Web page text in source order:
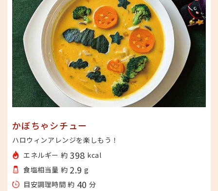
かぼちゃシチュー
ハロウィンアレンジを楽しもう！
エネルギー 約 398 kcal
食塩相当量 約 2.9 g
目安調理時間 約 40 分